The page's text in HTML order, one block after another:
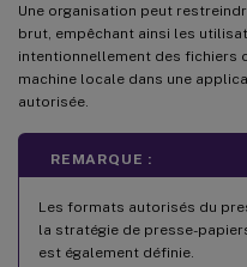
Une organisation peut
brut, empêchant ainsi les
intentionnellement des fichiers
machine locale dans une
autorisée.
REMARQUE :
Les formats autorisés du
la stratégie de presse-
est également définie.